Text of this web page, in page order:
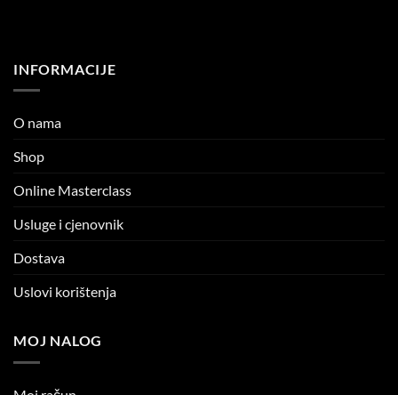
INFORMACIJE
O nama
Shop
Online Masterclass
Usluge i cjenovnik
Dostava
Uslovi korištenja
MOJ NALOG